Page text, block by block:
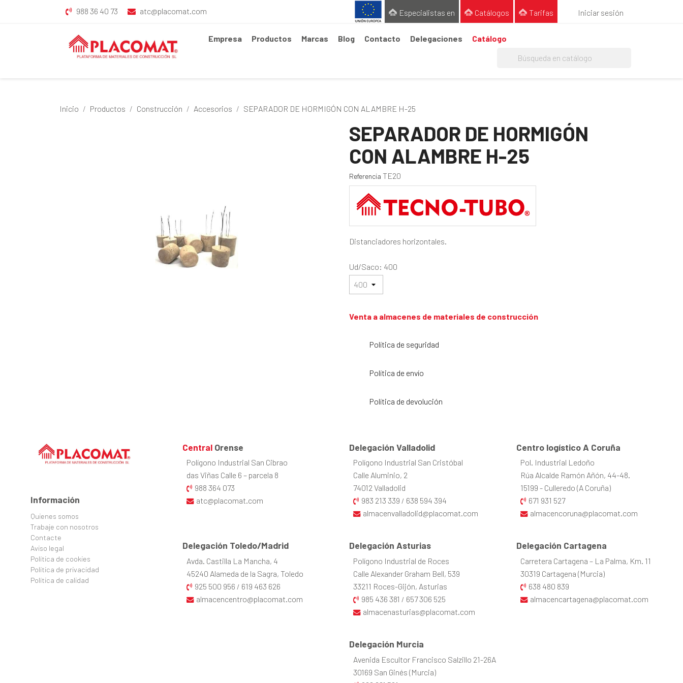
988 36 40 73 atc@placomat.com Especialistas en Catálogos Tarifas Iniciar sesión
Empresa Productos Marcas Blog Contacto Delegaciones Catálogo
Inicio Productos Construcción Accesorios SEPARADOR DE HORMIGÓN CON ALAMBRE H-25
SEPARADOR DE HORMIGÓN
CON ALAMBRE H-25
Referencia TE20
Distanciadores horizontales.
Ud/Saco: 400
Venta a almacenes de materiales de construcción
Política de seguridad
Política de envío
Política de devolución
Información
Quienes somos
Trabaje con nosotros
Contacte
Aviso legal
Política de cookies
Política de privacidad
Política de calidad
CentralOrense
Polígono Industrial San Cibrao
das Viñas Calle 6 – parcela 8
988 364 073
atc@placomat.com
Delegación Toledo/Madrid
Avda. Castilla La Mancha, 4
45240 Alameda de la Sagra, Toledo
925 500 956 / 619 463 626
almacencentro@placomat.com
Delegación Valladolid
Polígono Industrial San Cristóbal
Calle Aluminio, 2
74012 Valladolid
983 213 339 / 638 594 394
almacenvalladolid@placomat.com
Delegación Asturias
Polígono Industrial de Roces
Calle Alexander Graham Bell, 539
33211 Roces-Gijón, Asturias
985 436 381 / 657 306 525
almacenasturias@placomat.com
Delegación Murcia
Avenida Escultor Francisco Salzillo 21-26A
30169 San Ginés (Murcia)
Centro logístico A Coruña
Pol. Industrial Ledoño
Rúa Alcalde Ramón Añón, 44-48.
15199 - Culleredo (A Coruña)
671 931 527
almacencoruna@placomat.com
Delegación Cartagena
Carretera Cartagena – La Palma, Km. 11
30319 Cartagena (Murcia)
638 480 839
almacencartagena@placomat.com